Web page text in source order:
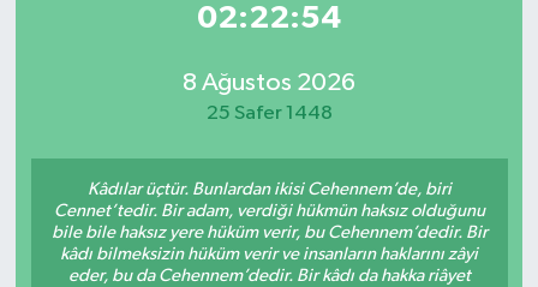
02:22:54
8 Ağustos 2026
25 Safer 1448
Kâdılar üçtür. Bunlardan ikisi Cehennem’de, biri
Cennet’tedir. Bir adam, verdiği hükmün haksız olduğunu
bile bile haksız yere hüküm verir, bu Cehennem’dedir. Bir
kâdı bilmeksizin hüküm verir ve insanların haklarını zâyi
eder, bu da Cehennem’dedir. Bir kâdı da hakka riâyet